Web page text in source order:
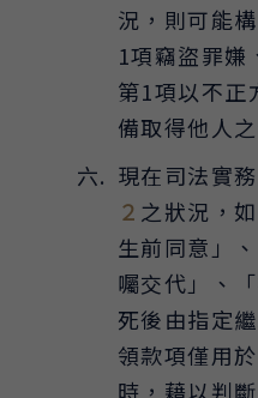
況，則可能
1項竊盜罪嫌
第1項以不正
備取得他人
現在司法實
２ 之狀況，
生前同意」
囑交代」、
死後由指定
領款項僅用
時，藉以判